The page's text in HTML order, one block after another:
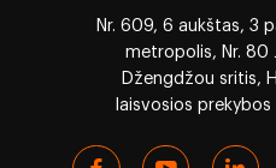
Nr. 609, 6 aukštas, 3
metropolis, Nr. 80
Džengdžou sritis,
laisvosios